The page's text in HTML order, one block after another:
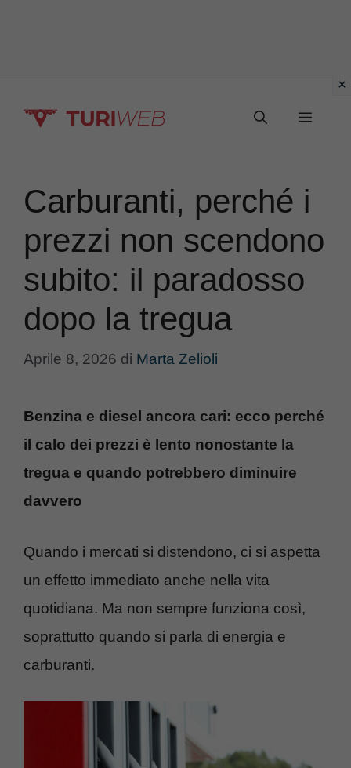
Menu
Carburanti, perché i
prezzi non scendono
subito: il paradosso
dopo la tregua
Aprile 8, 2026 di Marta Zelioli
Benzina e diesel ancora cari: ecco perché
il calo dei prezzi è lento nonostante la
tregua e quando potrebbero diminuire
davvero
Quando i mercati si distendono, ci si aspetta
un effetto immediato anche nella vita
quotidiana. Ma non sempre funziona così,
soprattutto quando si parla di energia e
carburanti.